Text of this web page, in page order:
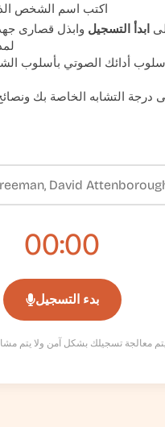
اكتب اسم الشخص
ابدأ التسجيل وابذل قصارى
لمدة 10-
التشابه الخاصة بك
00:00
بدء التسجيل